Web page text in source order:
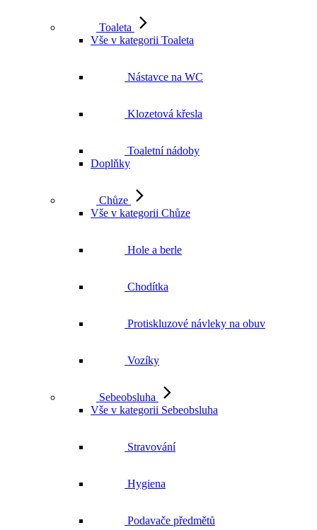
Toaleta
Vše v kategorii Toaleta
Nástavce na WC
Klozetová křesla
Toaletní nádoby
Doplňky
Chůze
Vše v kategorii Chůze
Hole a berle
Chodítka
Protiskluzové návleky na obuv
Vozíky
Sebeobsluha
Vše v kategorii Sebeobsluha
Stravování
Hygiena
Podavače předmětů